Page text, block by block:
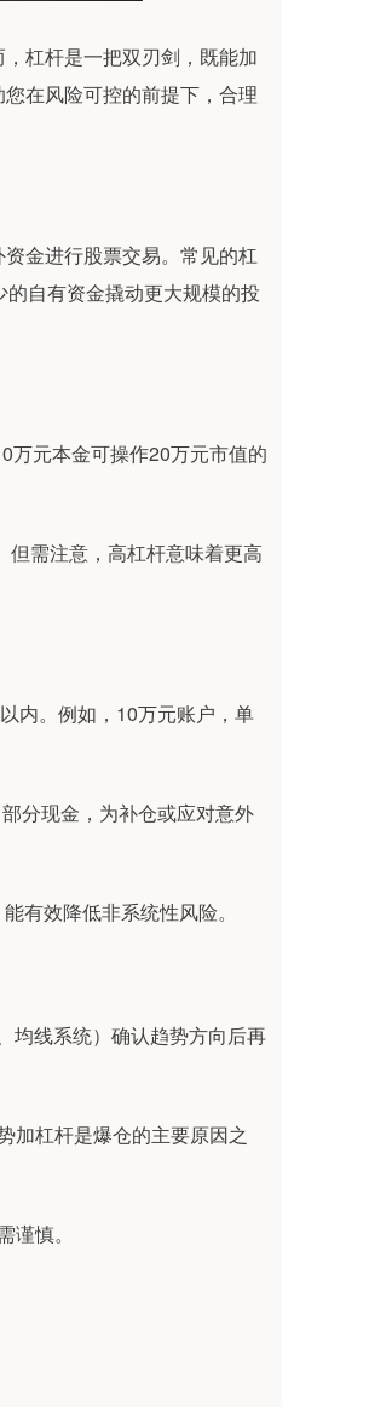
杠杆是一把双刃剑，既能加
在风险可控的前提下，合理
金进行股票交易。常见的杠
自有资金撬动更大规模的投
万元本金可操作20万元市值的
需注意，高杠杆意味着更高
内。例如，10万元账户，单
分现金，为补仓或应对意外
有效降低非系统性风险。
均线系统）确认趋势方向后再
加杠杆是爆仓的主要原因之
慎。